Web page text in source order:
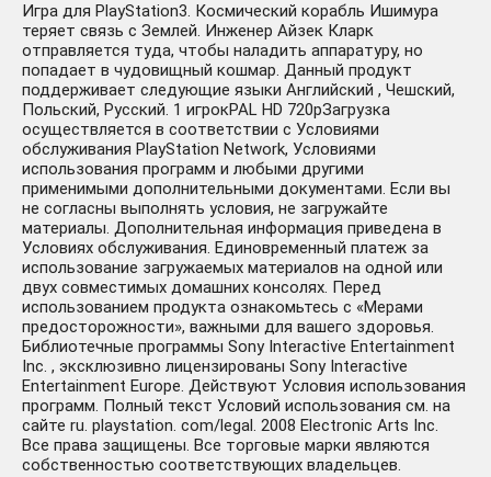
Игра для PlayStation3. Космический корабль Ишимура
теряет связь с Землей. Инженер Айзек Кларк
отправляется туда, чтобы наладить аппаратуру, но
попадает в чудовищный кошмар. Данный продукт
поддерживает следующие языки Английский , Чешский,
Польский, Русский. 1 игрокPAL HD 720pЗагрузка
осуществляется в соответствии с Условиями
обслуживания PlayStation Network, Условиями
использования программ и любыми другими
применимыми дополнительными документами. Если вы
не согласны выполнять условия, не загружайте
материалы. Дополнительная информация приведена в
Условиях обслуживания. Единовременный платеж за
использование загружаемых материалов на одной или
двух совместимых домашних консолях. Перед
использованием продукта ознакомьтесь с «Мерами
предосторожности», важными для вашего здоровья.
Библиотечные программы Sony Interactive Entertainment
Inc. , эксклюзивно лицензированы Sony Interactive
Entertainment Europe. Действуют Условия использования
программ. Полный текст Условий использования см. на
сайте ru. playstation. com/legal. 2008 Electronic Arts Inc.
Все права защищены. Все торговые марки являются
собственностью соответствующих владельцев.